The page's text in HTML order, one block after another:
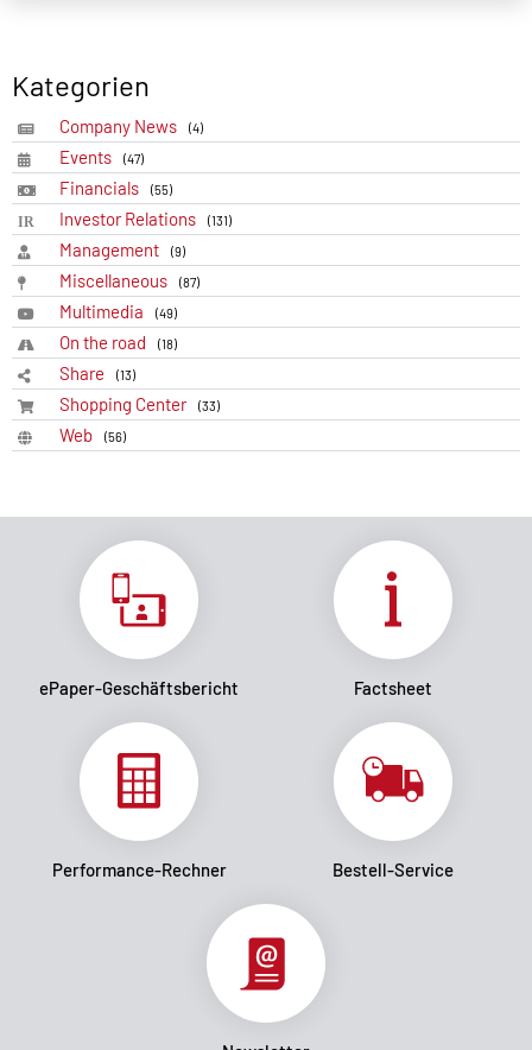
Kategorien
Company News (4)
Events (47)
Financials (55)
Investor Relations (131)
Management (9)
Miscellaneous (87)
Multimedia (49)
On the road (18)
Share (13)
Shopping Center (33)
Web (56)
ePaper-Geschäftsbericht Factsheet
Performance-Rechner Bestell-Service